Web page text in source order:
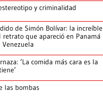
y criminalidad
de Simón Bolívar: la increíble
retrato que apareció en Panamá
Venezuela
‘La comida más cara es la
las bombas